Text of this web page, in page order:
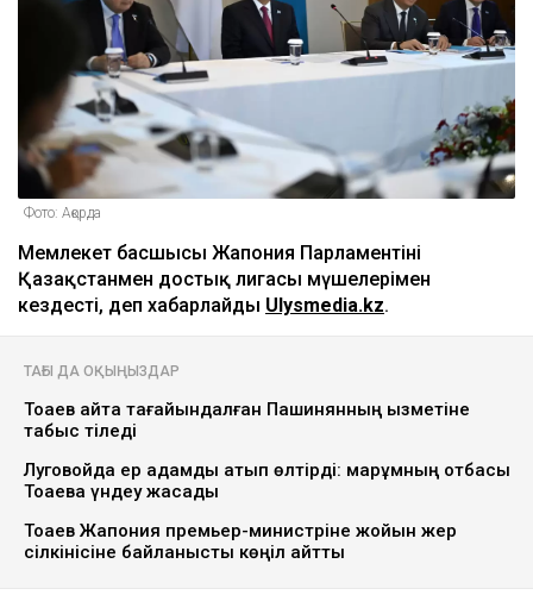
Фото: Ақорда
Мемлекет басшысы Жапония Парламентінің
Қазақстанмен достық лигасы мүшелерімен
кездесті, деп хабарлайды Ulysmedia.kz.
ТАҒЫ ДА ОҚЫҢЫЗДАР
Тоқаев қайта тағайындалған Пашинянның қызметіне
табыс тіледі
Луговойда ер адамды атып өлтірді: марқұмның отбасы
Тоқаевқа үндеу жасады
Тоқаев Жапония премьер-министріне жойқын жер
сілкінісіне байланысты көңіл айтты